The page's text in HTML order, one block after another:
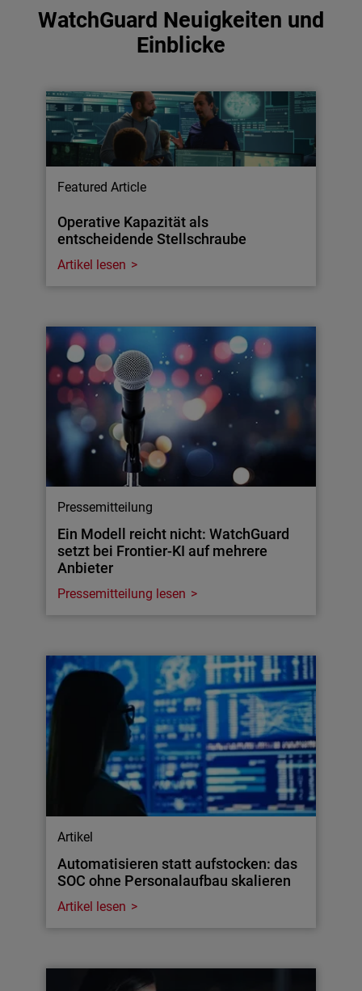
WatchGuard Neuigkeiten und
Einblicke
Featured Article
Operative Kapazität als
entscheidende Stellschraube
Artikel lesen
Pressemitteilung
Ein Modell reicht nicht: WatchGuard
setzt bei Frontier-KI auf mehrere
Anbieter
Pressemitteilung lesen
Artikel
Automatisieren statt aufstocken: das
SOC ohne Personalaufbau skalieren
Artikel lesen